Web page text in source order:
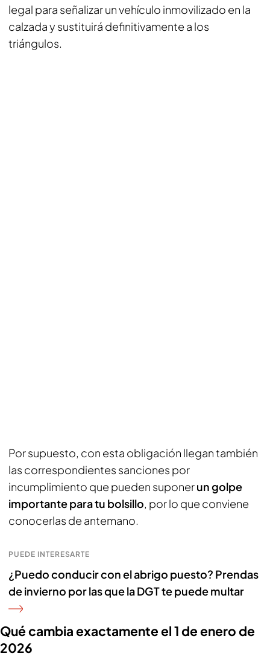
legal para señalizar un vehículo inmovilizado en la
calzada y sustituirá definitivamente a los
triángulos.
Por supuesto, con esta obligación llegan también
las correspondientes sanciones por
incumplimiento que pueden suponerun golpe
importante para tu bolsillo, por lo que conviene
conocerlas de antemano.
PUEDE INTERESARTE
¿Puedo conducir con el abrigo puesto? Prendas
de invierno por las que la DGT te puede multar
Qué cambia exactamente el 1 de enero de
2026